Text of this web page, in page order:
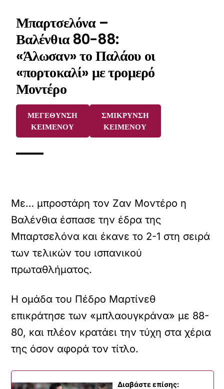
Μπαρτσελόνα –
Βαλένθια 80-88:
«Άλωσαν» το Παλάου οι
«πορτοκαλί» με τρομερό
Μοντέρο
ΜΕΓΕΘΥΝΣΗ
ΚΕΙΜΕΝΟΥ
ΣΜΙΚΡΥΝΣΗ
ΚΕΙΜΕΝΟΥ
Με… μπροστάρη τον Ζαν Μοντέρο η
Βαλένθια έσπασε την έδρα της
Μπαρτσελόνα και έκανε το 2-1 στη σειρά
των τελικών του ισπανικού
πρωταθλήματος.
Η ομάδα του Πέδρο Μαρτίνεθ
επικράτησε των «μπλαουγκράνα» με 88-
80, και πλέον κρατάει την τύχη στα χέρια
της όσον αφορά τον τίτλο.
Διαβάστε επίσης: